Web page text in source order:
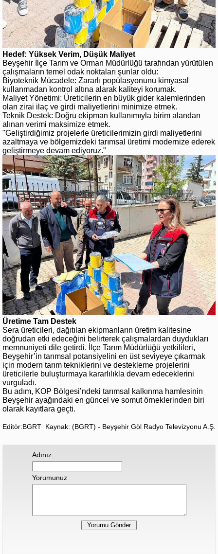
Hedef: Yüksek Verim, Düşük Maliyet
Beyşehir İlçe Tarım ve Orman Müdürlüğü tarafından yürütülen
çalışmaların temel odak noktaları şunlar oldu:
Biyoteknik Mücadele: Zararlı popülasyonunu kimyasal
kullanmadan kontrol altına alarak kaliteyi korumak.
Maliyet Yönetimi: Üreticilerin en büyük gider kalemlerinden
olan zirai ilaç ve girdi maliyetlerini minimize etmek.
Teknik Destek: Doğru ekipman kullanımıyla birim alandan
alınan verimi maksimize etmek.
"Geliştirdiğimiz projelerle üreticilerimizin girdi maliyetlerini
azaltmaya ve bölgemizdeki tarımsal üretimi modernize ederek
geliştirmeye devam ediyoruz."
Üretime Tam Destek
Sera üreticileri, dağıtılan ekipmanların üretim kalitesine
doğrudan etki edeceğini belirterek çalışmalardan duydukları
memnuniyeti dile getirdi. İlçe Tarım Müdürlüğü yetkilileri,
Beyşehir’in tarımsal potansiyelini en üst seviyeye çıkarmak
için modern tarım tekniklerini ve destekleme projelerini
üreticilerle buluşturmaya kararlılıkla devam edeceklerini
vurguladı.
Bu adım, KOP Bölgesi’ndeki tarımsal kalkınma hamlesinin
Beyşehir ayağındaki en güncel ve somut örneklerinden biri
olarak kayıtlara geçti.
Editör:BGRT Kaynak: (BGRT) - Beyşehir Göl Radyo Televizyonu A.Ş.
Adınız
Yorumunuz